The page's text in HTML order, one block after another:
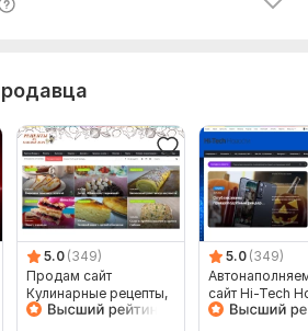
1 сайт с доменом, хостингом +
5.0 (349)
Продам сайт
Кулинарные рецепты,
Автонаполняемый на
5.0 (349)
сайт Hi-Tech
гаджетов, СМИ